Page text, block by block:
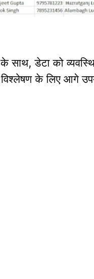
साथ,डेटा को
के लिए आगे